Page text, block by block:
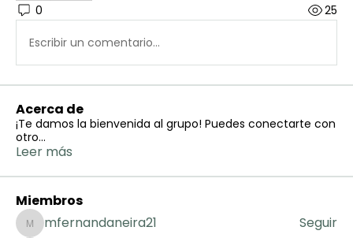
0 25
Escribir un comentario...
Acerca de
¡Te damos la bienvenida al grupo! Puedes conectarte con
otro...
Leer más
Miembros
mfernandaneira21
mfernandaneira21 Seguir